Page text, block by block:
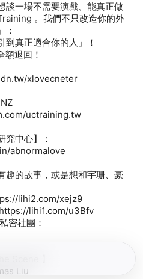
談一場不需要演戲、能真正做
。我們不只改造你的外
：
到真正適合你的人」！
退回！
xlovecneter
uctraining.tw
究中心】：
abnormalove
趣的故事，或是想和宇珊、豪
lihi2.com/xejz9
lihi1.com/u3Bfv
密社團：
Scene 】
Liu